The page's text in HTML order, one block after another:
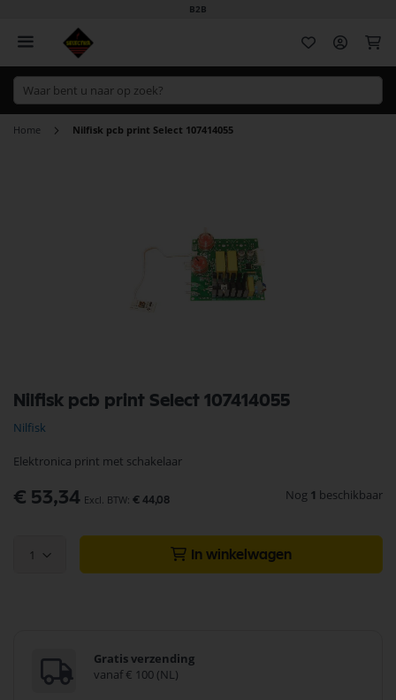
B2B
Home Nilfisk pcb print Select 107414055
Nilfisk pcb print Select 107414055
Nilfisk
Elektronica print met schakelaar
€ 53,34 € 44,08 Nog 1 beschikbaar
1 In winkelwagen
Gratis verzending
vanaf € 100 (NL)
naar
het
begin
van
de
gallerij